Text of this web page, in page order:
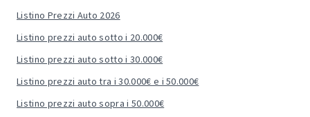
Listino Prezzi Auto 2026
Listino prezzi auto sotto i 20.000€
Listino prezzi auto sotto i 30.000€
Listino prezzi auto tra i 30.000€ e i 50.000€
Listino prezzi auto sopra i 50.000€